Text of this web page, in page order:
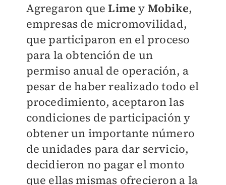
Agregaron queLimey Mobike,
empresas de micromovilidad,
que participaron en el proceso
para la obtención de un
permiso anual de operación, a
pesar de haber realizado todo el
procedimiento, aceptaron las
condiciones de participación y
obtener un importante número
de unidades para dar servicio,
decidieron no pagar el monto
que ellas mismas ofrecieron a la